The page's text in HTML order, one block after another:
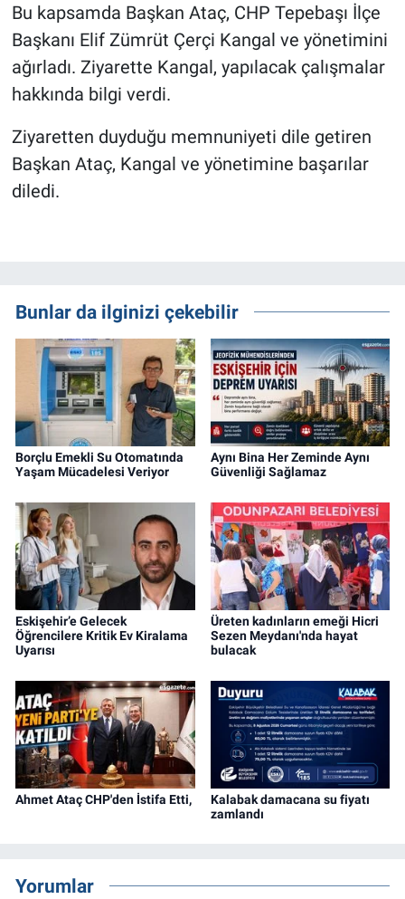
Bu kapsamda Başkan Ataç, CHP Tepebaşı İlçe
Başkanı Elif Zümrüt Çerçi Kangal ve yönetimini
ağırladı. Ziyarette Kangal, yapılacak çalışmalar
hakkında bilgi verdi.
Ziyaretten duyduğu memnuniyeti dile getiren
Başkan Ataç, Kangal ve yönetimine başarılar
diledi.
Bunlar da ilginizi çekebilir
Borçlu Emekli Su Otomatında
Yaşam Mücadelesi Veriyor
Aynı Bina Her Zeminde Aynı
Güvenliği Sağlamaz
Eskişehir’e Gelecek
Öğrencilere Kritik Ev Kiralama
Uyarısı
Üreten kadınların emeği Hicri
Sezen Meydanı'nda hayat
bulacak
Ahmet Ataç CHP'den İstifa Etti,
Kalabak damacana su fiyatı
zamlandı
Yorumlar